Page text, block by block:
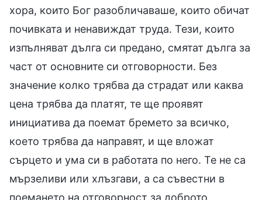
хора, които Бог разобличаваше, които обичат
почивката и ненавиждат труда. Тези, които
изпълняват дълга си предано, смятат дълга за
част от основните си отговорности. Без
значение колко трябва да страдат или каква
цена трябва да платят, те ще проявят
инициатива да поемат бремето за всичко,
което трябва да направят, и ще вложат
сърцето и ума си в работата по него. Те не са
мързеливи или хлъзгави, а са съвестни в
поемането на отговорност за доброто